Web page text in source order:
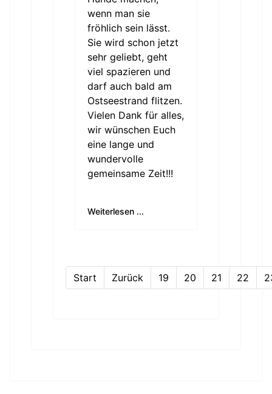
wenn man sie
fröhlich sein lässt.
Sie wird schon jetzt
sehr geliebt, geht
viel spazieren und
darf auch bald am
Ostseestrand flitzen.
Vielen Dank für alles,
wir wünschen Euch
eine lange und
wundervolle
gemeinsame Zeit!!!
Weiterlesen ...
Start Zurück 19 20 21 22